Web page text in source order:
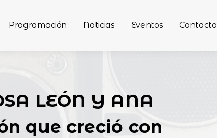
Programación Noticias Eventos Contacto
LEÓN Y ANA
que creció con